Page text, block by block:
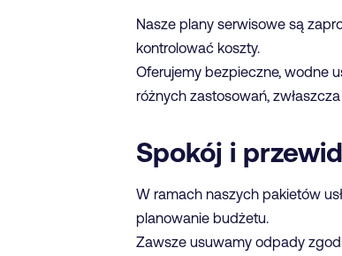
Nasze plany serwisowe są
kontrolować koszty.
Oferujemy bezpieczne, wodne
różnych zastosowań,
Spokój i
W ramach naszych pakietów
planowanie budżetu.
Zawsze usuwamy odpady